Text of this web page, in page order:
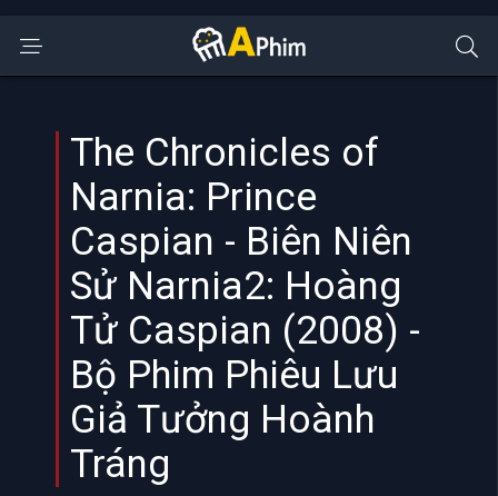
The Chronicles of
Narnia: Prince
Caspian - Biên Niên
Sử Narnia2: Hoàng
Tử Caspian (2008) -
Bộ Phim Phiêu Lưu
Giả Tưởng Hoành
Tráng